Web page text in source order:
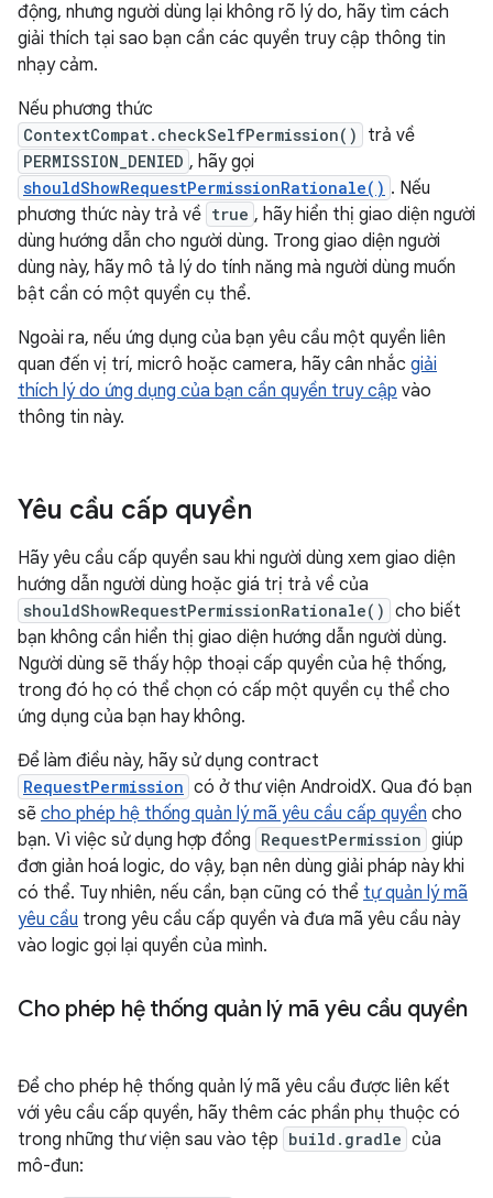
động, nhưng người dùng lại không rõ lý do, hãy tìm cách
giải thích tại sao bạn cần các quyền truy cập thông tin
nhạy cảm.
Nếu phương thức
ContextCompat.checkSelfPermission() trả về
PERMISSION_DENIED , hãy gọi
shouldShowRequestPermissionRationale() . Nếu
phương thức này trả về true , hãy hiển thị giao diện người
dùng hướng dẫn cho người dùng. Trong giao diện người
dùng này, hãy mô tả lý do tính năng mà người dùng muốn
bật cần có một quyền cụ thể.
Ngoài ra, nếu ứng dụng của bạn yêu cầu một quyền liên
quan đến vị trí, micrô hoặc camera, hãy cân nhắc giải
thích lý do ứng dụng của bạn cần quyền truy cập vào
thông tin này.
Yêu cầu cấp quyền
Hãy yêu cầu cấp quyền sau khi người dùng xem giao diện
hướng dẫn người dùng hoặc giá trị trả về của
shouldShowRequestPermissionRationale() cho biết
bạn không cần hiển thị giao diện hướng dẫn người dùng.
Người dùng sẽ thấy hộp thoại cấp quyền của hệ thống,
trong đó họ có thể chọn có cấp một quyền cụ thể cho
ứng dụng của bạn hay không.
Để làm điều này, hãy sử dụng contract
RequestPermission có ở thư viện AndroidX. Qua đó bạn
sẽ cho phép hệ thống quản lý mã yêu cầu cấp quyền cho
bạn. Vì việc sử dụng hợp đồng RequestPermission giúp
đơn giản hoá logic, do vậy, bạn nên dùng giải pháp này khi
có thể. Tuy nhiên, nếu cần, bạn cũng có thể tự quản lý mã
yêu cầu trong yêu cầu cấp quyền và đưa mã yêu cầu này
vào logic gọi lại quyền của mình.
Cho phép hệ thống quản lý mã yêu cầu quyền
Để cho phép hệ thống quản lý mã yêu cầu được liên kết
với yêu cầu cấp quyền, hãy thêm các phần phụ thuộc có
trong những thư viện sau vào tệp build.gradle của
mô-đun: